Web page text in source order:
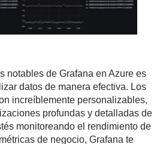
notables de Grafana en Azure es
datos de manera efectiva. Los
increíblemente personalizables,
profundas y detalladas de
monitoreando el rendimiento de
de negocio, Grafana te